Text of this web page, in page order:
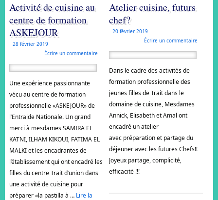
Activité de cuisine au
centre de formation
ASKEJOUR
28 février 2019
Écrire un commentaire
Une expérience passionnante
vécu au centre de formation
professionnelle «ASKEJOUR» de
l’Entraide Nationale. Un grand
merci à mesdames SAMIRA EL
KATNI, ILHAM KIKOUI, FATIMA EL
MALKI et les encadrantes de
l’établissement qui ont encadré les
filles du centre Trait d’union dans
une activité de cuisine pour
préparer «la pastilla à … Lire la
Atelier cuisine, futurs
chef?
20 février 2019
Écrire un commentaire
Dans le cadre des activités de
formation professionnelle des
jeunes filles de Trait dans le
domaine de cuisine, Mesdames
Annick, Elisabeth et Amal ont
encadré un atelier
avec préparation et partage du
déjeuner avec les futures Chefs!!
Joyeux partage, complicité,
efficacité !!!